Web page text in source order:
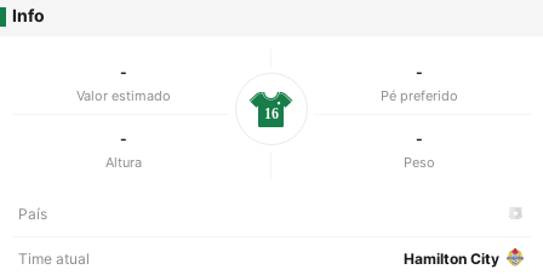
Info
-
Valor estimado
-
Pé preferido
-
Altura
-
Peso
16
País
Time atual Hamilton City